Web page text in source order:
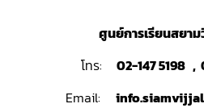
ศูนย์การเรียนสยา
โทร:
02-147 5198 ,
Email: